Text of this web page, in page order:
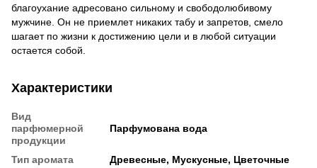
благоухание адресовано сильному и свободолюбивому
мужчине. Он не приемлет никаких табу и запретов, смело
шагает по жизни к достижению цели и в любой ситуации
остается собой.
Характеристики
Вид
парфюмерной
продукции
Парфумована вода
Тип аромата
Древесные, Мускусные, Цветочные